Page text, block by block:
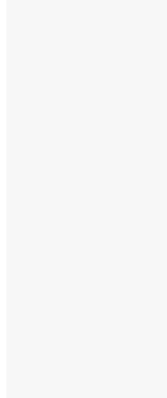
Simpan nama, email,
Pada Bulan Juli 2000,
Muhammadiyah
Muhammadiyah
Atap Dengan SD
Saat Yang Sama
Membangun
Pengembangan
Kemudian Terjalinlah
Pimpinan Daerah
Takmir Masjid